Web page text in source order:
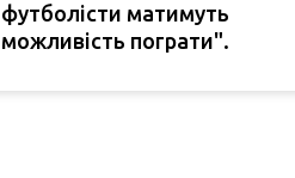
футболісти матимуть
можливість пограти".